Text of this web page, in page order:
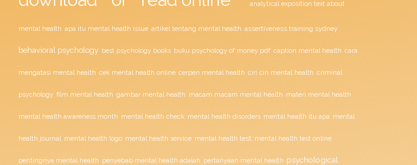
analytical exposition text about
mental health apa itu mental health issue artikel tentang mental health assertiveness training sydney
behavioral psychology best psychology books buku psychology of money pdf caption mental health cara
mengatasi mental health cek mental health online cerpen mental health ciri ciri mental health criminal
psychology film mental health gambar mental health macam macam mental health materi mental health
mental health awareness month mental health check mental health disorders mental health itu apa mental
health journal mental health logo mental health service mental health test mental health test online
pentingnya mental health penyebab mental health adalah pertanyaan mental health psychological